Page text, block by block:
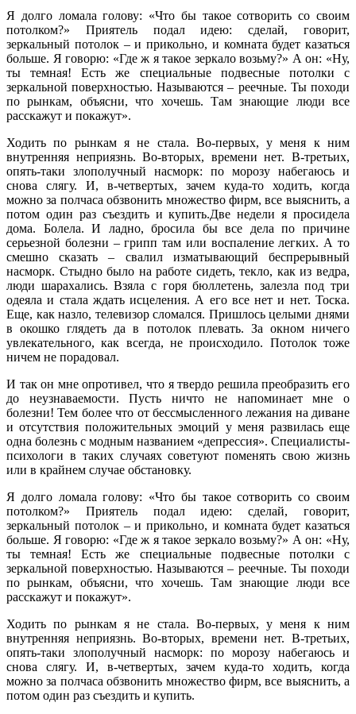
Я долго ломала голову: «Что бы такое сотворить со своим
потолком?» Приятель подал идею: сделай, говорит,
зеркальный потолок – и прикольно, и комната будет казаться
больше. Я говорю: «Где ж я такое зеркало возьму?» А он: «Ну,
ты темная! Есть же специальные подвесные потолки с
зеркальной поверхностью. Называются – реечные. Ты походи
по рынкам, объясни, что хочешь. Там знающие люди все
расскажут и покажут».
Ходить по рынкам я не стала. Во-первых, у меня к ним
внутренняя неприязнь. Во-вторых, времени нет. В-третьих,
опять-таки злополучный насморк: по морозу набегаюсь и
снова слягу. И, в-четвертых, зачем куда-то ходить, когда
можно за полчаса обзвонить множество фирм, все выяснить, а
потом один раз съездить и купить.Две недели я просидела
дома. Болела. И ладно, бросила бы все дела по причине
серьезной болезни – грипп там или воспаление легких. А то
смешно сказать – свалил изматывающий беспрерывный
насморк. Стыдно было на работе сидеть, текло, как из ведра,
люди шарахались. Взяла с горя бюллетень, залезла под три
одеяла и стала ждать исцеления. А его все нет и нет. Тоска.
Еще, как назло, телевизор сломался. Пришлось целыми днями
в окошко глядеть да в потолок плевать. За окном ничего
увлекательного, как всегда, не происходило. Потолок тоже
ничем не порадовал.
И так он мне опротивел, что я твердо решила преобразить его
до неузнаваемости. Пусть ничто не напоминает мне о
болезни! Тем более что от бессмысленного лежания на диване
и отсутствия положительных эмоций у меня развилась еще
одна болезнь с модным названием «депрессия». Специалисты-
психологи в таких случаях советуют поменять свою жизнь
или в крайнем случае обстановку.
Я долго ломала голову: «Что бы такое сотворить со своим
потолком?» Приятель подал идею: сделай, говорит,
зеркальный потолок – и прикольно, и комната будет казаться
больше. Я говорю: «Где ж я такое зеркало возьму?» А он: «Ну,
ты темная! Есть же специальные подвесные потолки с
зеркальной поверхностью. Называются – реечные. Ты походи
по рынкам, объясни, что хочешь. Там знающие люди все
расскажут и покажут».
Ходить по рынкам я не стала. Во-первых, у меня к ним
внутренняя неприязнь. Во-вторых, времени нет. В-третьих,
опять-таки злополучный насморк: по морозу набегаюсь и
снова слягу. И, в-четвертых, зачем куда-то ходить, когда
можно за полчаса обзвонить множество фирм, все выяснить, а
потом один раз съездить и купить.